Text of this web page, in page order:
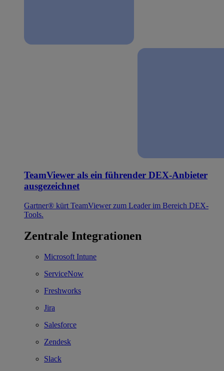
TeamViewer als ein führender DEX-Anbieter
ausgezeichnet
Gartner® kürt TeamViewer zum Leader im Bereich DEX-
Tools.
Zentrale Integrationen
Microsoft Intune
ServiceNow
Freshworks
Jira
Salesforce
Zendesk
Slack